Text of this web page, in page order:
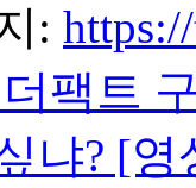
:
팩트
냐? [